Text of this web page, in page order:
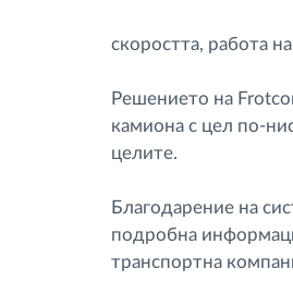
скоростта, работа
Решението на
камиона с цел по-
целите.
Благодарение на
подробна
транспортна